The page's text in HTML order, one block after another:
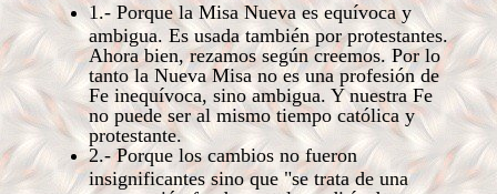
1.- Porque la Misa Nueva es equívoca y
ambigua. Es usada también por protestantes.
Ahora bien, rezamos según creemos. Por lo
tanto la Nueva Misa no es una profesión de
Fe inequívoca, sino ambigua. Y nuestra Fe
no puede ser al mismo tiempo católica y
protestante.
2.- Porque los cambios no fueron
insignificantes sino que "se trata de una